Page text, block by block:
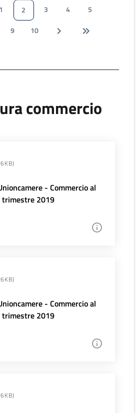
1 2 3 4
5
9 10
commercio
- Commercio al
2019
- Commercio al
2019